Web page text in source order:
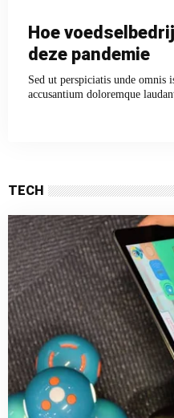
Hoe
deze pandemie
Sed ut perspiciatis unde omnis
accusantium doloremque
TECH